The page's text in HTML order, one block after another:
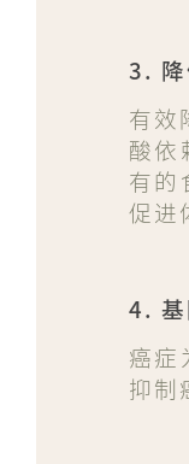
3.
有效
酸依
有的
促进
4.
癌症
抑制